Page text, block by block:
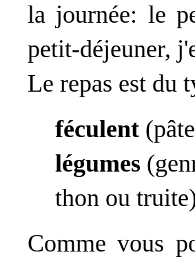
la journée: le
petit-déjeuner,
Le repas est du
féculent
légumes
thon ou
Comme vous